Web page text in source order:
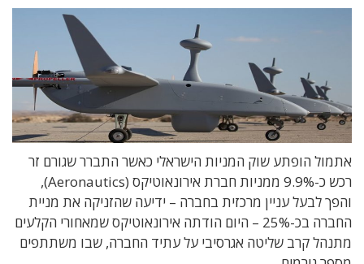
אתמול הופתע שוק המניות הישראלי כאשר התברר שגורם זר
רכש כ-9.9% ממניות חברת אירונאוטיקס (Aeronautics),
והפך לבעל עניין מרכזית בחברה – ידיעה שהזניקה את מניית
החברה בכ-25% – היום הודתה אירונאוטיקס שמאחורי הקלעים
מתנהל קרב שליטה אגרסיבי על עתיד החברה, שבו משתתפים